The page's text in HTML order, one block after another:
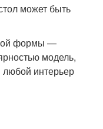
может быть
формы —
модель,
любой интерьер